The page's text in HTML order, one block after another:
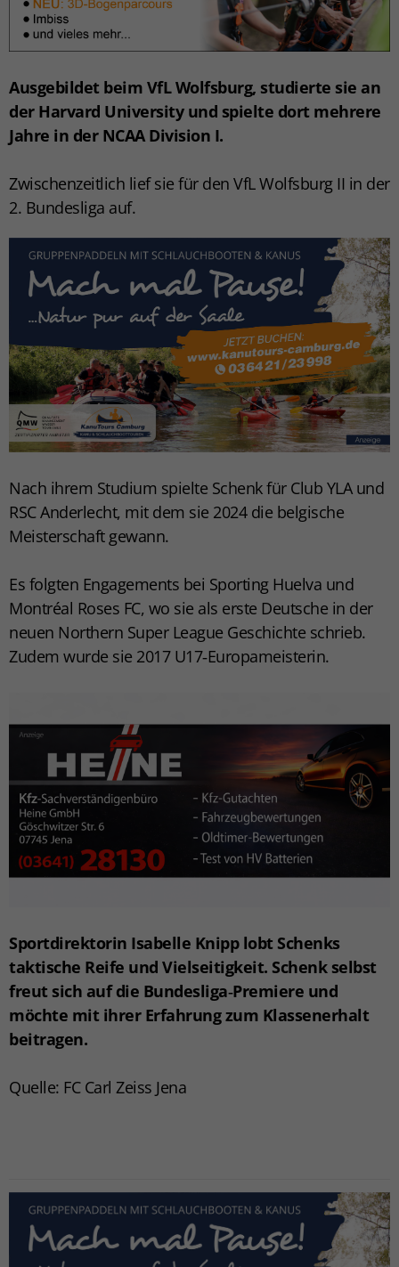
Ausgebildet beim VfL Wolfsburg, studierte sie an
der Harvard University und spielte dort mehrere
Jahre in der NCAA Division I.
Zwischenzeitlich lief sie für den VfL Wolfsburg II in der
2. Bundesliga auf.
Nach ihrem Studium spielte Schenk für Club YLA und
RSC Anderlecht, mit dem sie 2024 die belgische
Meisterschaft gewann.
Es folgten Engagements bei Sporting Huelva und
Montréal Roses FC, wo sie als erste Deutsche in der
neuen Northern Super League Geschichte schrieb.
Zudem wurde sie 2017 U17‑Europameisterin.
Sportdirektorin Isabelle Knipp lobt Schenks
taktische Reife und Vielseitigkeit. Schenk selbst
freut sich auf die Bundesliga‑Premiere und
möchte mit ihrer Erfahrung zum Klassenerhalt
beitragen.
Quelle: FC Carl Zeiss Jena